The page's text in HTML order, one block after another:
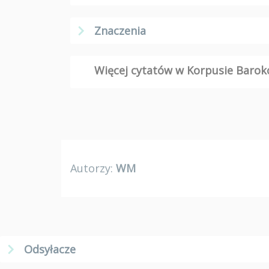
Znaczenia
Więcej cytatów w Korpusie
Autorzy: WM
Odsyłacze